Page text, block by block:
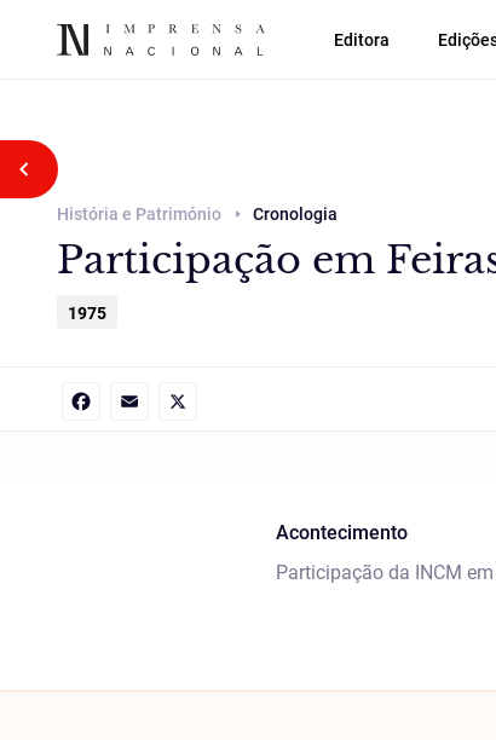
Editora
Voltar atrás
História e Património Cronologia
Participação em
1975
Acontecimento
Participação da INCM